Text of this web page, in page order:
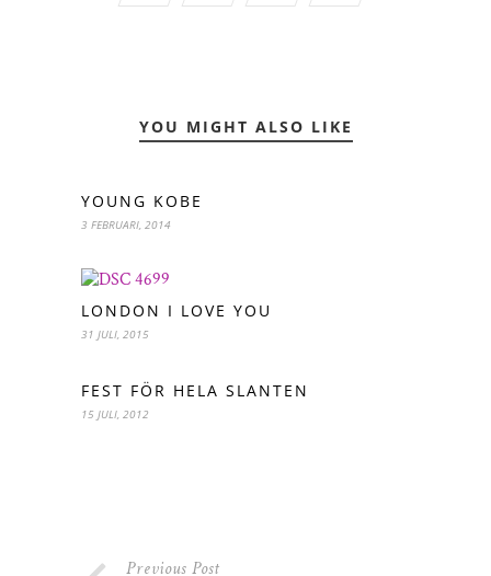
YOU MIGHT ALSO LIKE
YOUNG KOBE
3 FEBRUARI, 2014
LONDON I LOVE YOU
31 JULI, 2015
FEST FÖR HELA SLANTEN
15 JULI, 2012
Previous Post